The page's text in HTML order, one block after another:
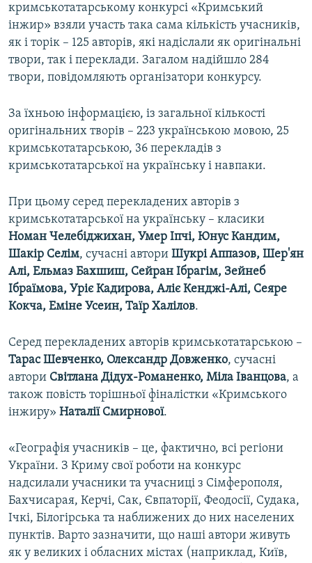
Усі сайти RFE/RL
кримськотатарському конкурсі «Кримський
інжир» взяли участь така сама кількість учасників,
як і торік – 125 авторів, які надіслали як оригінальні
твори, так і переклади. Загалом надійшло 284
твори, повідомляють організатори конкурсу.
За їхньою інформацією, із загальної кількості
оригінальних творів – 223 українською мовою, 25
кримськотатарською, 36 перекладів з
кримськотатарської на українську і навпаки.
При цьому серед перекладених авторів з
кримськотатарської на українську – класики
Номан Челебіджихан, Умер Іпчі, Юнус Кандим,
Шакір Селім, сучасні автори Шукрі Аппазов, Шер'ян
Алі, Ельмаз Бахшиш, Сейран Ібрагім, Зейнеб
Ібраїмова, Уріє Кадирова, Аліє Кенджі-Алі, Сеяре
Кокча, Еміне Усеин, Таїр Халілов.
Серед перекладених авторів кримськотатарською –
Тарас Шевченко, Олександр Довженко, сучасні
автори Світлана Дідух-Романенко, Міла Іванцова, а
також повість торішньої фіналістки «Кримського
інжиру» Наталії Смирнової.
«Географія учасників – це, фактично, всі регіони
України. З Криму свої роботи на конкурс
надсилали учасники та учасниці з Сімферополя,
Бахчисарая, Керчі, Сак, Євпаторії, Феодосії, Судака,
Ічкі, Білогірська та наближених до них населених
пунктів. Варто зазначити, що наші автори живуть
як у великих і обласних містах (наприклад, Київ,